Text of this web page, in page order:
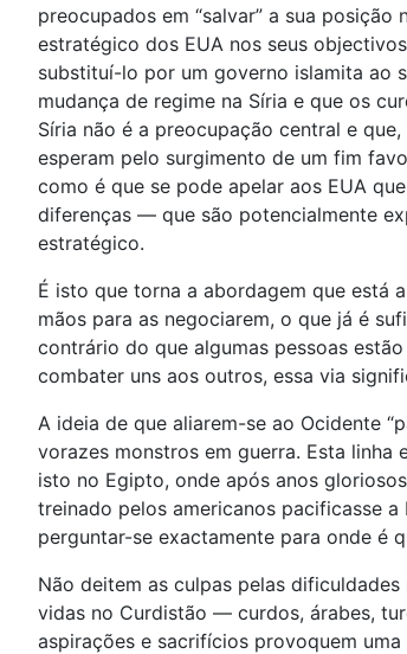
preocupados em “salvar” a sua
estratégico dos EUA nos seus
substituí-lo por um governo islamita ao
mudança de regime na Síria e que os
Síria não é a preocupação central e
esperam pelo surgimento de um fim
como é que se pode apelar aos EUA
diferenças — que são potencialmente
estratégico.
É isto que torna a abordagem que está
mãos para as negociarem, o que já é
contrário do que algumas pessoas
combater uns aos outros, essa via
A ideia de que aliarem-se ao Ocidente
vorazes monstros em guerra. Esta linha
isto no Egipto, onde após anos
treinado pelos americanos pacificasse
perguntar-se exactamente para onde é
Não deitem as culpas pelas
vidas no Curdistão — curdos, árabes,
aspirações e sacrifícios provoquem